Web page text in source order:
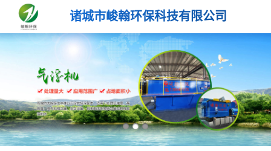
诸城市峻翰环保科技有限公司